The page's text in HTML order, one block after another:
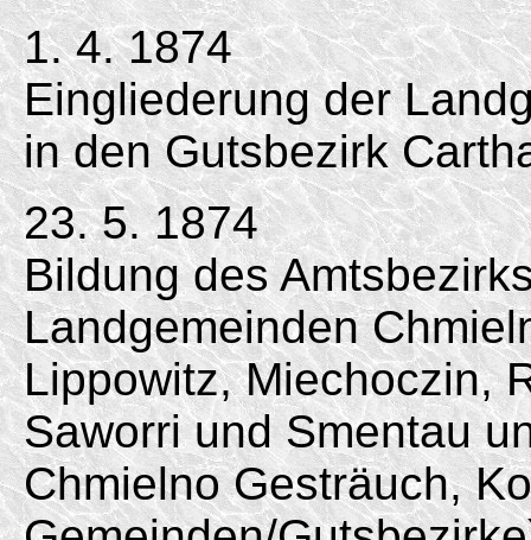
1. 4. 1874
Eingliederung der
in den Gutsbezirk
23. 5. 1874
Bildung des
Landgemeinden
Lippowitz, Miechoczin,
Saworri und Smentau
Chmielno Gesträuch,